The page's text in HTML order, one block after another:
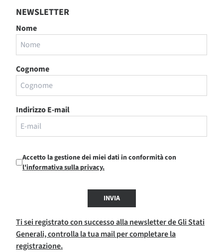
NEWSLETTER
Nome
Cognome
Indirizzo E-mail
Accetto la gestione dei miei dati in conformità con
l'informativa sulla privacy.
INVIA
Ti sei registrato con successo alla newsletter de Gli Stati
Generali, controlla la tua mail per completare la
registrazione.